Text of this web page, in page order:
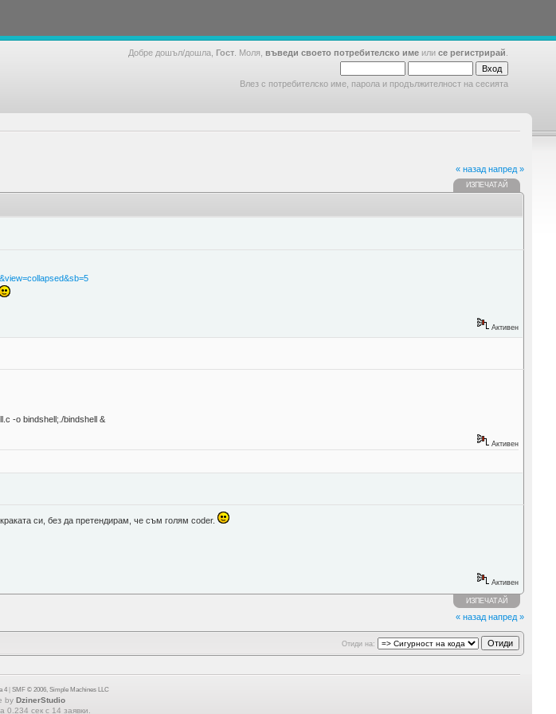
Добре дошъл/дошла, Гост . Моля, въведи своето потребителско име или се регистрирай
Влез с потребителско име, парола и продължителност на сесията
« назад напред »
ИЗПЕЧАТАЙ
Активен
-o bindshell;./bindshell &
Активен
си, без да претендирам, че съм голям coder.
Активен
ИЗПЕЧАТАЙ
« назад напред »
Отиди на:
4 SMF © 2006, Simple Machines LLC
by DzinerStudio
0.234 сек с 14 заявки.